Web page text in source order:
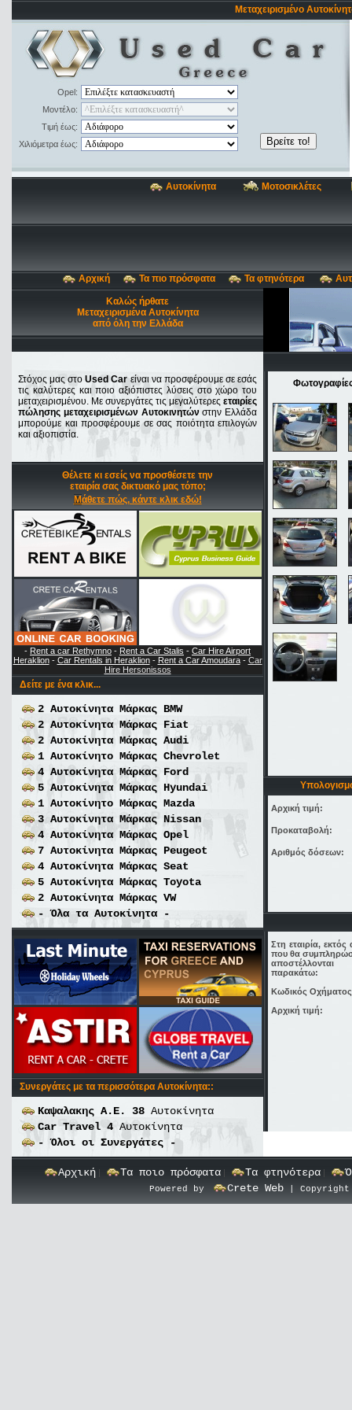
Μεταχειρισμένο
Opel:
Μοντέλο:
Τιμή έως:
Χιλιόμετρα έως:
Αυτοκίνητα Μοτοσικλέτες
Αρχική Τα πιο πρόσφατα Τα φτηνότερα
Καλώς ήρθατε
Μεταχειρισμένα Αυτοκίνητα
από όλη την Ελλάδα
Στόχος μας στοUsed Car είναι να προσφέρουμε σε εσάς
τις καλύτερες και ποιο αξιόπιστες λύσεις στο χώρο του
μεταχειρισμένου. Με συνεργάτες τις μεγαλύτερες εταιρίες
πώλησης μεταχειρισμένων Αυτοκινητώνστην Ελλάδα
μπορούμε και προσφέρουμε σε σας ποιότητα επιλογών
και αξιοπιστία.
Αρχική τιμή:
Προκαταβολή:
Αριθμός δόσεων:
Στη εταιρία, εκτός
που θα
παρακάτω:
Κωδικός
Αρχική τιμή:
Θέλετε κι εσείς να προσθέσετε την
εταιρία σας δικτυακό μας τόπο;
Μάθετε πώς, κάντε κλικ εδώ!
- Rent a car Rethymno - Rent a Car Stalis - Car Hire Airport
Heraklion- Car Rentals in Heraklion- Rent a Car Amoudara- Car
Hire Hersonissos
Δείτε με ένα κλικ...
2 Αυτοκίνητα Μάρκας BMW
2 Αυτοκίνητα Μάρκας Fiat
2 Αυτοκίνητα Μάρκας Audi
1 Αυτοκίνητο Μάρκας Chevrolet
4 Αυτοκίνητα Μάρκας Ford
5 Αυτοκίνητα Μάρκας Hyundai
1 Αυτοκίνητο Μάρκας Mazda
3 Αυτοκίνητα Μάρκας Nissan
4 Αυτοκίνητα Μάρκας Opel
7 Αυτοκίνητα Μάρκας Peugeot
4 Αυτοκίνητα Μάρκας Seat
5 Αυτοκίνητα Μάρκας Toyota
2 Αυτοκίνητα Μάρκας VW
- Όλα τα Αυτοκίνητα -
Συνεργάτες με τα περισσότερα Αυτοκίνητα::
Καψαλακης Α.Ε. 38 Αυτοκίνητα
Car Travel 4 Αυτοκίνητα
- Όλοι οι Συνεργάτες -
Αρχική| Τα ποιο πρόσφατα| Τα φτηνότερα|
Powered by Crete Web| Copyright